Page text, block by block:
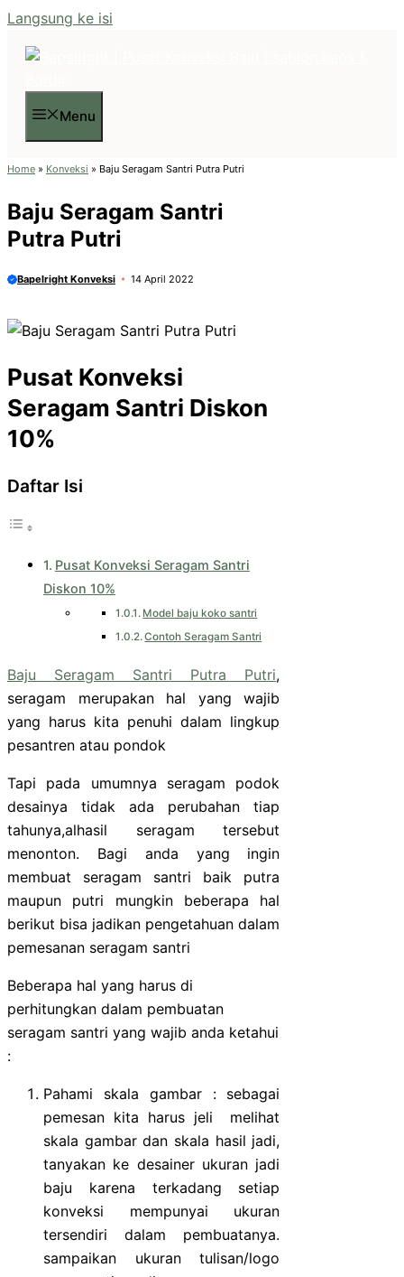
Langsung ke isi
Menu
Home » Konveksi » Baju Seragam Santri Putra Putri
Baju Seragam Santri
Putra Putri
Bapelright Konveksi 14 April 2022
Pusat Konveksi
Seragam Santri Diskon
10%
Daftar Isi
Pusat Konveksi Seragam Santri
Diskon 10%
Model baju koko santri
Contoh Seragam Santri
Baju Seragam Santri Putra Putri,
seragam merupakan hal yang wajib
yang harus kita penuhi dalam lingkup
pesantren atau pondok
Tapi pada umumnya seragam podok
desainya tidak ada perubahan tiap
tahunya,alhasil seragam tersebut
menonton. Bagi anda yang ingin
membuat seragam santri baik putra
maupun putri mungkin beberapa hal
berikut bisa jadikan pengetahuan dalam
pemesanan seragam santri
Beberapa hal yang harus di
perhitungkan dalam pembuatan
seragam santri yang wajib anda ketahui
:
Pahami skala gambar : sebagai
pemesan kita harus jeli melihat
skala gambar dan skala hasil jadi,
tanyakan ke desainer ukuran jadi
baju karena terkadang setiap
konveksi mempunyai ukuran
tersendiri dalam pembuatanya.
sampaikan ukuran tulisan/logo